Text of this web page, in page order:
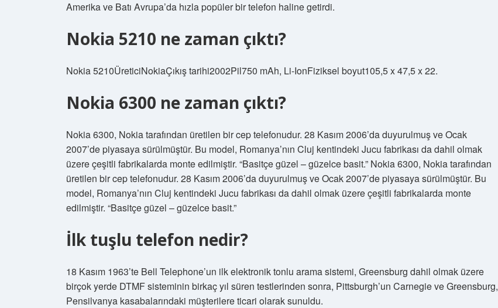
Amerika ve Batı Avrupa’da hızla popüler bir telefon haline getirdi.
Nokia 5210 ne zaman çıktı?
Nokia 5210ÜreticiNokiaÇıkış tarihi2002Pil750 mAh, Li-IonFiziksel boyut105,5 x 47,5 x 22.
Nokia 6300 ne zaman çıktı?
Nokia 6300, Nokia tarafından üretilen bir cep telefonudur. 28 Kasım 2006’da duyurulmuş ve Ocak
2007’de piyasaya sürülmüştür. Bu model, Romanya’nın Cluj kentindeki Jucu fabrikası da dahil olmak
üzere çeşitli fabrikalarda monte edilmiştir. “Basitçe güzel – güzelce basit.” Nokia 6300, Nokia tarafından
üretilen bir cep telefonudur. 28 Kasım 2006’da duyurulmuş ve Ocak 2007’de piyasaya sürülmüştür. Bu
model, Romanya’nın Cluj kentindeki Jucu fabrikası da dahil olmak üzere çeşitli fabrikalarda monte
edilmiştir. “Basitçe güzel – güzelce basit.”
İlk tuşlu telefon nedir?
18 Kasım 1963’te Bell Telephone’un ilk elektronik tonlu arama sistemi, Greensburg dahil olmak üzere
birçok yerde DTMF sisteminin birkaç yıl süren testlerinden sonra, Pittsburgh’un Carnegie ve Greensburg,
Pensilvanya kasabalarındaki müşterilere ticari olarak sunuldu.